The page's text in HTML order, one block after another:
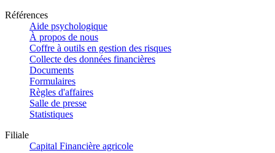
Références
Aide psychologique
À propos de nous
Coffre à outils en gestion des risques
Collecte des données financières
Documents
Formulaires
Règles d'affaires
Salle de presse
Statistiques
Filiale
Capital Financière agricole